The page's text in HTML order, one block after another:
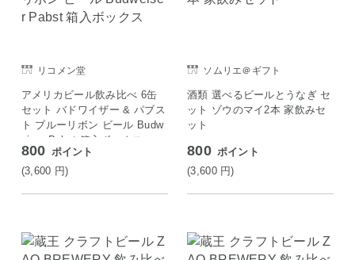
リコメン堂
アメリカビール飲み比べ 6缶
セット バドワイザー & パブス
ト ブルーリボン ビール Budw
eiser Pabst 箱入ボックス
800 ポイント
(3,600 円)
ソムリエ＠ギフト
酒類 選べるビールとうなぎ セ
ット ゾウのマイ2本 家飲みセ
ット
800 ポイント
(3,600 円)